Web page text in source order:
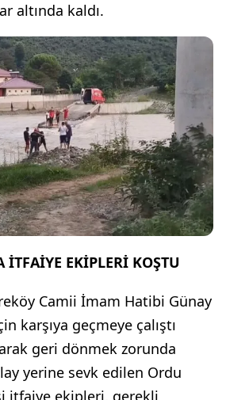
altında kaldı.
EKİPLERİ KOŞTU
Camii İmam Hatibi Günay
karşıya geçmeye çalıştı
geri dönmek zorunda
yerine sevk edilen Ordu
itfaiye ekipleri, gerekli